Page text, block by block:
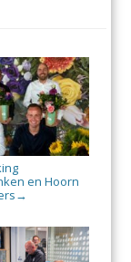
en Hoorn
→